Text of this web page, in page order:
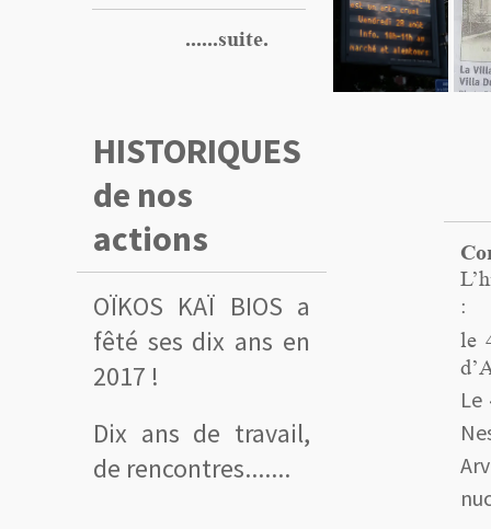
......suite.
HISTORIQUES
de nos
actions
OÏKOS KAÏ BIOS a
fêté ses dix ans en
2017 !
Dix ans de travail,
de rencontres.......
:
le
Le